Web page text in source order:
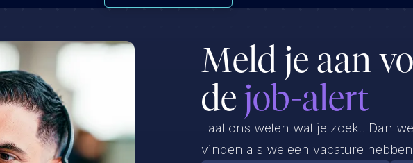
Meld je aan
dejob-alert
Laat ons weten wat je zoekt. Dan
vinden als we een vacature